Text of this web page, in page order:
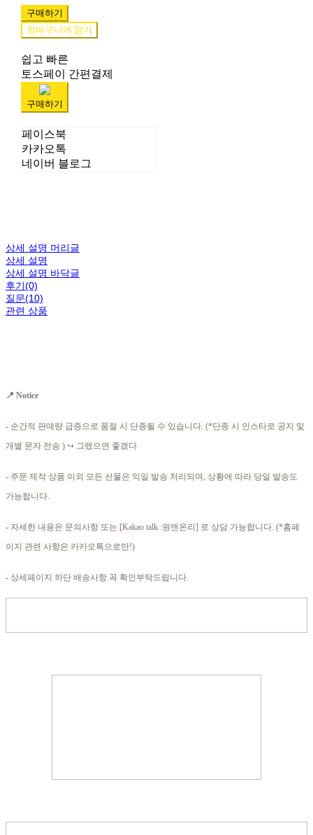
구매하기
장바구니에 담기
쉽고 빠른
토스페이 간편결제
구매하기
페이스북
카카오톡
네이버 블로그
상세 설명 머리글
상세 설명
상세 설명 바닥글
후기(0)
질문(10)
관련 상품
📍 Notice
- 순간적 판매량 급증으로 품절 시 단종될 수 있습니다. (*단종 시 인스타로 공지 및
개별 문자 전송 ) ↪ 그랬으면 좋겠다
- 주문 제작 상품 이외 모든 선물은 익일 발송 처리되며, 상황에 따라 당일 발송도
가능합니다.
- 자세한 내용은 문의사항 또는 [Kakao talk :원앤온리] 로 상담 가능합니다. (*홈페
이지 관련 사항은 카카오톡으로만!)
- 상세페이지 하단 배송사항 꼭 확인부탁드립니다.